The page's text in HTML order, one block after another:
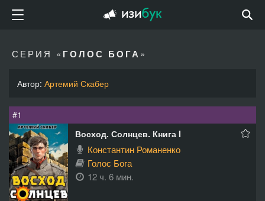
СЕРИЯ « ГОЛОС БОГА»
Автор: Артемий Скабер
#1
Восход. Солнцев. Книга I
Константин Романенко
Голос Бога
12 ч. 6 мин.